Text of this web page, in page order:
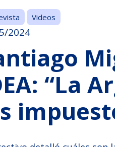
Videos
2024
“La